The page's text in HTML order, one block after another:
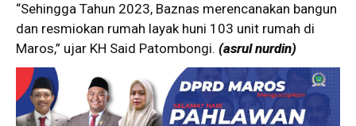
“Sehingga Tahun 2023, Baznas merencanakan bangun
dan resmiokan rumah layak huni 103 unit rumah di
Maros,” ujar KH Said Patombongi. (asrul nurdin)